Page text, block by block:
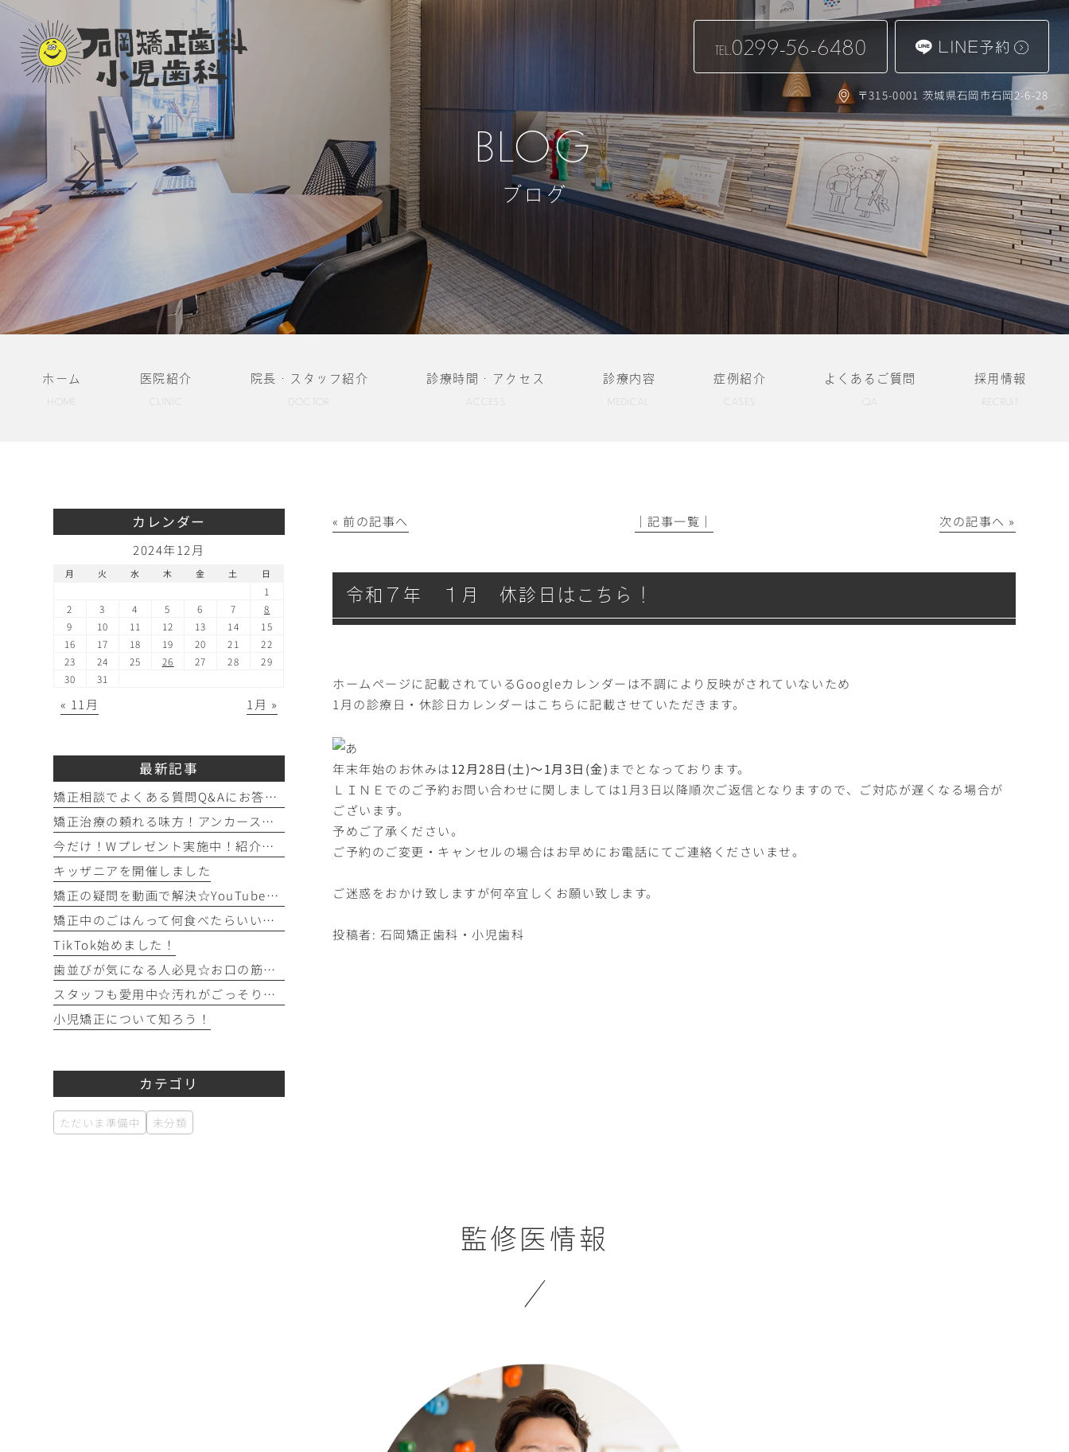
TEL.0299-56-6480 LINE予約
〒315-0001 茨城県石岡市石岡2-6-28
BLOG
ブログ
ホーム
HOME
医院紹介 院長・スタッフ紹介
DOCTOR
診療時間・アクセス 診療内容
MEDICAL
症例紹介 よくあるご質問
QA
採用情報
RECRUIT
« 前の記事へ │記事一覧│ 次の記事へ »
令和７年 １月 休診日はこちら！
ホームページに記載されているGoogleカレンダーは不調により反映がされていないため
1月の診療日・休診日カレンダーはこちらに記載させていただきます。
年末年始のお休みは 12月28日(土)～1月3日(金) までとなっております。
ＬＩＮＥでのご予約お問い合わせに関しましては1月3日以降順次ご返信となりますので、ご対応が遅くなる場合が
ございます。
予めご了承ください。
ご予約のご変更・キャンセルの場合はお早めにお電話にてご連絡くださいませ。
ご迷惑をおかけ致しますが何卒宜しくお願い致します。
投稿者: 石岡矯正歯科・小児歯科
カレンダー
2024年12月
月 火 水 木 金 土 日
1
2
3 4 5 6 7
8
9
10 11 12 13 14
15
16
17 18 19 20 21
22
23
24 25 26 27 28
29
30
31
« 11月 1月 »
最新記事
矯正相談でよくある質問Q&Aにお答えします！！！
矯正治療の頼れる味方！アンカースクリュー（ISA）ってどんなもの？
今だけ！Wプレゼント実施中！紹介キャンペーン開催♪
キッザニアを開催しました
矯正の疑問を動画で解決☆YouTubeチャンネルのご紹介！
矯正中のごはんって何食べたらいいの？を徹底解説！
TikTok始めました！
歯並びが気になる人必見☆お口の筋トレを始めてみよう！
スタッフも愛用中☆汚れがごっそり取れるフロアフロス！
小児矯正について知ろう！
カテゴリ
ただいま準備中 未分類
監修医情報